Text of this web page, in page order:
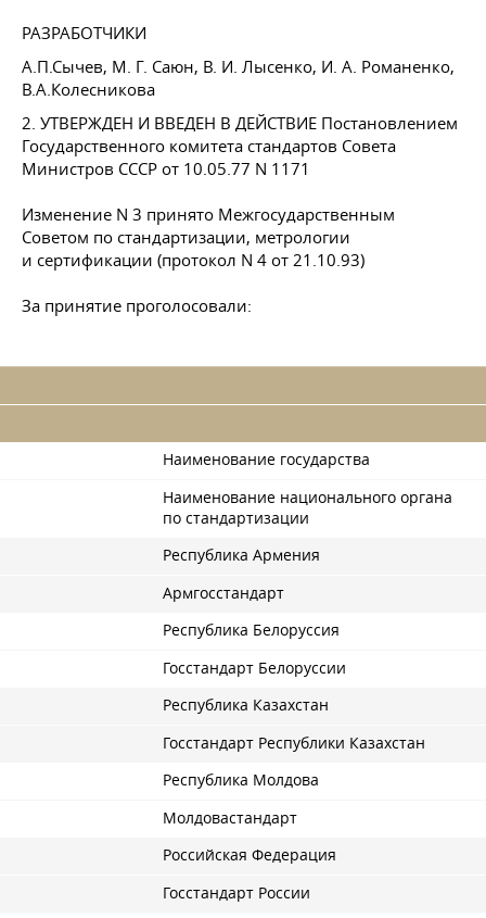
РАЗРАБОТЧИКИ
А.П.Сычев, М. Г. Саюн, В. И. Лысенко, И. А. Романенко,
В.А.Колесникова
2. УТВЕРЖДЕН И ВВЕДЕН В ДЕЙСТВИЕ Постановлением
Государственного комитета стандартов Совета
Министров СССР от 10.05.77 N 1171
Изменение N 3 принято Межгосударственным
Советом по стандартизации, метрологии
и сертификации (протокол N 4 от 21.10.93)
За принятие проголосовали:
Наименование государства
Наименование национального органа
по стандартизации
Республика Армения
Армгосстандарт
Республика Белоруссия
Госстандарт Белоруссии
Республика Казахстан
Госстандарт Республики Казахстан
Республика Молдова
Молдовастандарт
Российская Федерация
Госстандарт России